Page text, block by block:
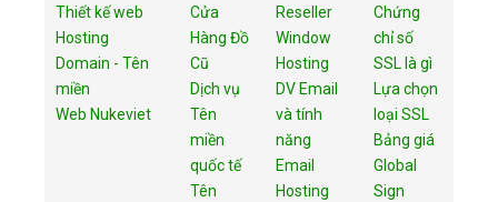
Thiết kế web
Hosting
Domain - Tên
miền
Web Nukeviet
Cửa
Hàng Đồ
Cũ
Dịch vụ
Tên
miền
quốc tế
Tên
Reseller
Window
Hosting
DV Email
và tính
năng
Email
Hosting
Chứng
chỉ số
SSL là gì
Lựa chọn
loại SSL
Bảng giá
Global
Sign